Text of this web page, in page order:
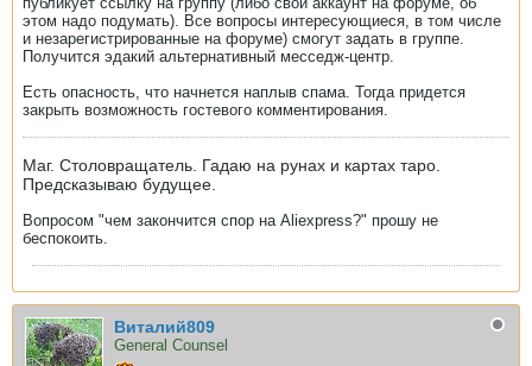
этом надо подумать). Все вопросы интересующиеся, в том числе
и незарегистрированные на форуме) смогут задать в группе.
Получится эдакий альтернативный месседж-центр.
Есть опасность, что начнется наплыв спама. Тогда придется
закрыть возможность гостевого комментирования.
Маг. Столовращатель. Гадаю на рунах и картах таро.
Предсказываю будущее.
Вопросом "чем закончится спор на Aliexpress?" прошу не
беспокоить.
Виталий809
General Counsel